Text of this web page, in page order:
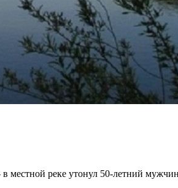
местной реке утонул 50-летний